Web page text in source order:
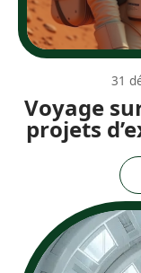
Voyage
projets
31